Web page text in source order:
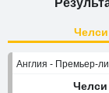
Челси
Англия - Премьер-
Челси